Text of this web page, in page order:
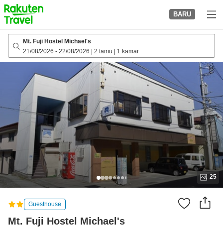
to
top
page
BARU
Mt. Fuji Hostel Michael's
21/08/2026 - 22/08/2026 2 tamu 1 kamar
25
Guesthouse
Mt. Fuji Hostel Michael's